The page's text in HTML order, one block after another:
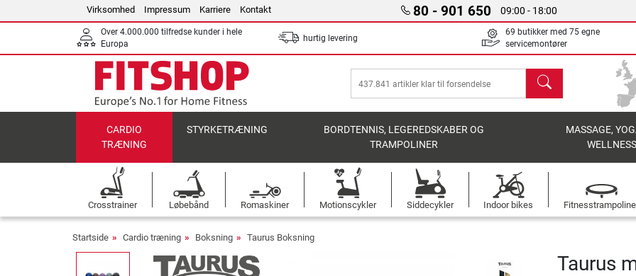
Virksomhed Impressum Karriere Kontakt 80 - 901 650 09:00 - 18:00
Over 4.000.000 tilfredse kunder i hele
Europa
hurtig levering
69 butikker med 75 egne
servicemontører
søg
CARDIO
TRÆNING
STYRKETRÆNING
BORDTENNIS, LEGEREDSKABER OG
TRAMPOLINER
MASSAGE,
Crosstrainer Løbebånd Romaskiner Motionscykler Siddecykler Indoor bikes
Startside Cardio træning Boksning Taurus Boksning
Taurus